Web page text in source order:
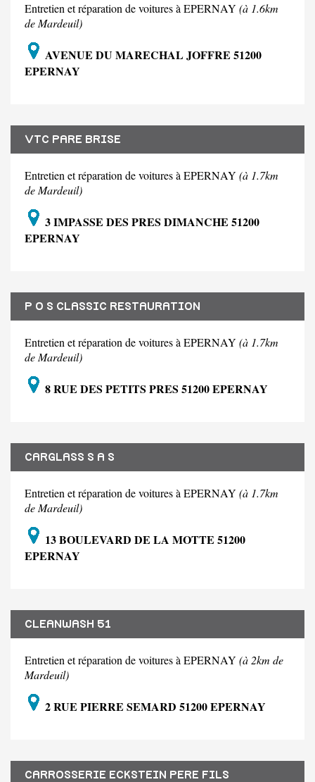
Entretien et réparation de voitures à EPERNAY (à 1.6km
de Mardeuil)
AVENUE DU MARECHAL JOFFRE 51200
EPERNAY
VTC PARE BRISE
Entretien et réparation de voitures à EPERNAY (à 1.7km
de Mardeuil)
3 IMPASSE DES PRES DIMANCHE 51200
EPERNAY
P O S CLASSIC RESTAURATION
Entretien et réparation de voitures à EPERNAY (à 1.7km
de Mardeuil)
8 RUE DES PETITS PRES 51200 EPERNAY
CARGLASS S A S
Entretien et réparation de voitures à EPERNAY (à 1.7km
de Mardeuil)
13 BOULEVARD DE LA MOTTE 51200
EPERNAY
CLEANWASH 51
Entretien et réparation de voitures à EPERNAY (à 2km de
Mardeuil)
2 RUE PIERRE SEMARD 51200 EPERNAY
CARROSSERIE ECKSTEIN PERE FILS